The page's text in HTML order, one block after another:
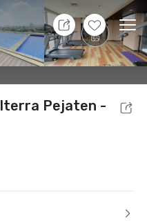
+13
Lokasi Aturan
Pejaten -